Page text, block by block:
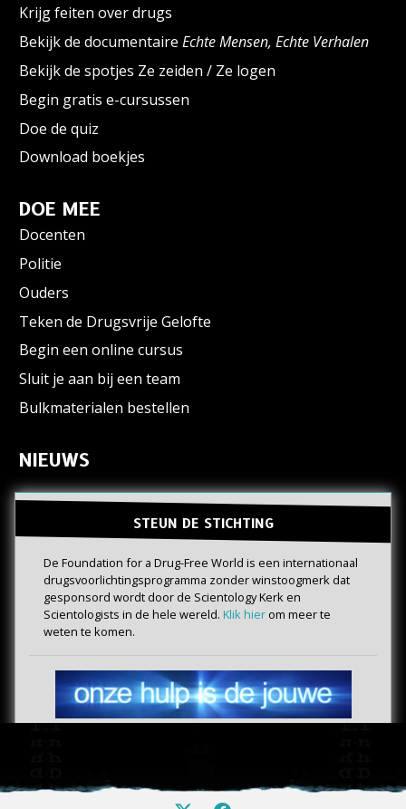
Krijg feiten over drugs
Bekijk de documentaire Echte Mensen, Echte Verhalen
Bekijk de spotjes Ze zeiden / Ze logen
Begin gratis e-cursussen
Doe de quiz
Download boekjes
DOE MEE
Docenten
Politie
Ouders
Teken de Drugsvrije Gelofte
Begin een online cursus
Sluit je aan bij een team
Bulkmaterialen bestellen
NIEUWS
STEUN DE STICHTING
De Foundation for a Drug-Free World is een internationaal
drugs­voorlichtings­programma zonder winstoogmerk dat
gesponsord wordt door de Scientology Kerk en
Scientologists in de hele wereld. Klik hier om meer te
weten te komen.